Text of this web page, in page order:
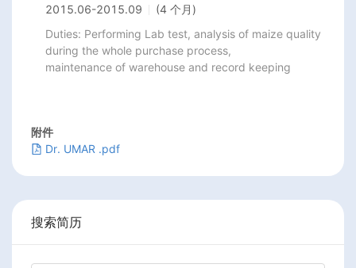
2015.06-2015.09
(4 个月)
Duties: Performing Lab test, analysis of maize quality
during the whole purchase process,
maintenance of warehouse and record keeping
附件
Dr. UMAR .pdf
搜索简历